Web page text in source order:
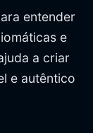
entender
e
a criar
e autêntico